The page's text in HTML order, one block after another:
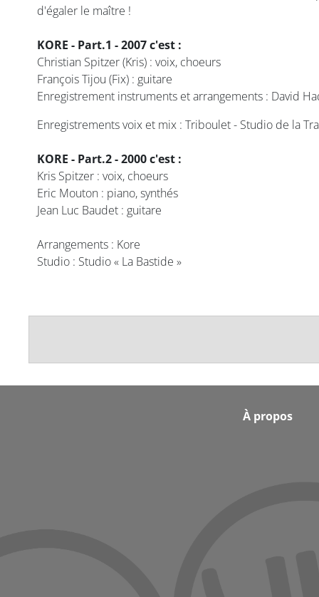
d'égaler le maître !
KORE - Part.1 - 2007 c'est :
Christian Spitzer (Kris) : voix, choeurs
François Tijou (Fix) : guitare
Enregistrement instruments et arrangements : David
Enregistrements voix et mix : Triboulet - Studio de la
KORE - Part.2 - 2000 c'est :
Kris Spitzer : voix, choeurs
Eric Mouton : piano, synthés
Jean Luc Baudet : guitare
Arrangements : Kore
Studio : Studio « La Bastide »
À propos